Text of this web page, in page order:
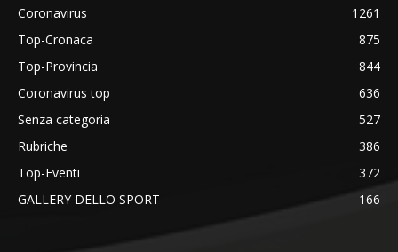
Coronavirus
1261
Top-Cronaca
875
Top-Provincia
844
Coronavirus top
636
Senza categoria
527
Rubriche
386
Top-Eventi
372
GALLERY DELLO SPORT
166